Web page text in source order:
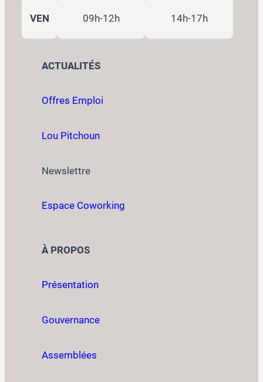
VEN 09h-12h 14h-17h
ACTUALITÉS
Offres Emploi
Lou Pitchoun
Newslettre
Espace Coworking
À PROPOS
Présentation
Gouvernance
Assemblées